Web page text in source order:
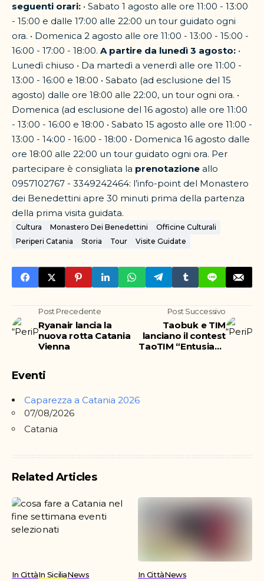
seguenti orari: • Sabato 1 agosto alle ore 11:00 - 13:00
- 15:00 e dalle 17:00 alle 22:00 un tour guidato ogni
ora. • Domenica 2 agosto alle ore 11:00 - 13:00 - 15:00 -
16:00 - 17:00 - 18:00. A partire da lunedì 3 agosto: •
Lunedì chiuso • Da martedì a venerdì alle ore 11:00 -
13:00 - 16:00 e 18:00 • Sabato (ad esclusione del 15
agosto) dalle ore 18:00 alle 22:00, un tour ogni ora. •
Domenica (ad esclusione del 16 agosto) alle ore 11:00
- 13:00 - 16:00 e 18:00 • Sabato 15 agosto alle ore 11:00 -
13:00 - 14:00 - 16:00 - 18:00 • Domenica 16 agosto dalle
ore 18:00 alle 22:00 un tour guidato ogni ora. Per
partecipare è consigliata la prenotazione allo
0957102767 - 3349242464: l’info-point del Monastero
dei Benedettini apre 30 minuti prima della partenza
della prima visita guidata.
Cultura Monastero Dei Benedettini
Officine Culturali
Periperi Catania
Storia Tour Visite Guidate
Post Precedente
Ryanair lancia la
nuova rotta Catania
Vienna
Post Successivo
Taobuk e TIM
lanciano il contest
TaoTIM “Entusiasti
Eventi
Caparezza a Catania 2026
07/08/2026
Catania
Related Articles
In CittàIn SiciliaNews In CittàNews